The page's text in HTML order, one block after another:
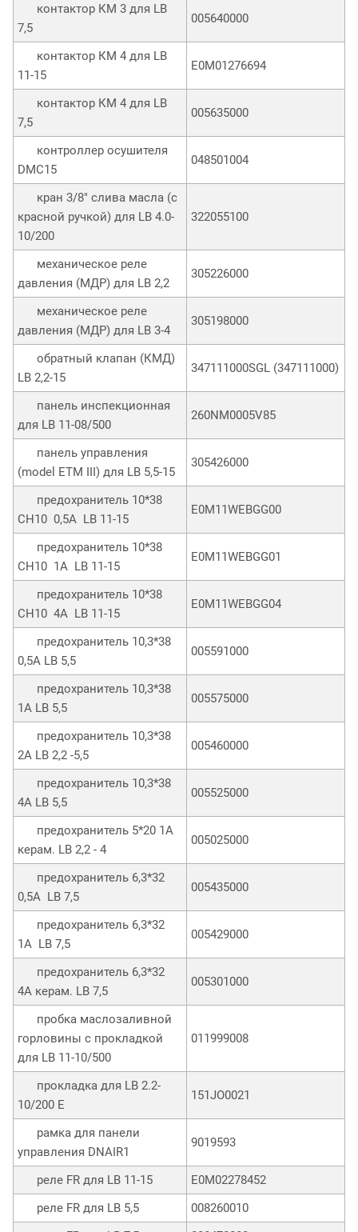
контактор КМ 3 для LB
7,5
005640000
контактор КМ 4 для LB
11-15
E0M01276694
контактор КМ 4 для LB
7,5
005635000
контроллер осушителя
DMC15
048501004
кран 3/8" слива масла (с
красной ручкой) для LB 4.0-
10/200
322055100
механическое реле
давления (МДР) для LB 2,2
305226000
механическое реле
давления (МДР) для LB 3-4
305198000
обратный клапан (КМД)
LB 2,2-15
347111000SGL (347111000)
панель инспекционная
для LB 11-08/500
260NM0005V85
панель управления
(model ETM III) для LB 5,5-15
305426000
предохранитель 10*38
CH10 0,5А LB 11-15
E0M11WEBGG00
предохранитель 10*38
CH10 1А LB 11-15
E0M11WEBGG01
предохранитель 10*38
CH10 4А LB 11-15
E0M11WEBGG04
предохранитель 10,3*38
0,5А LB 5,5
005591000
предохранитель 10,3*38
1А LB 5,5
005575000
предохранитель 10,3*38
2A LB 2,2 -5,5
005460000
предохранитель 10,3*38
4А LB 5,5
005525000
предохранитель 5*20 1А
керам. LB 2,2 - 4
005025000
предохранитель 6,3*32
0,5А LB 7,5
005435000
предохранитель 6,3*32
1А LB 7,5
005429000
предохранитель 6,3*32
4А керам. LB 7,5
005301000
пробка маслозаливной
горловины с прокладкой
для LB 11-10/500
011999008
прокладка для LB 2.2-
10/200 E
151JO0021
рамка для панели
управления DNAIR1
9019593
реле FR для LB 11-15
E0M02278452
реле FR для LB 5,5
008260010